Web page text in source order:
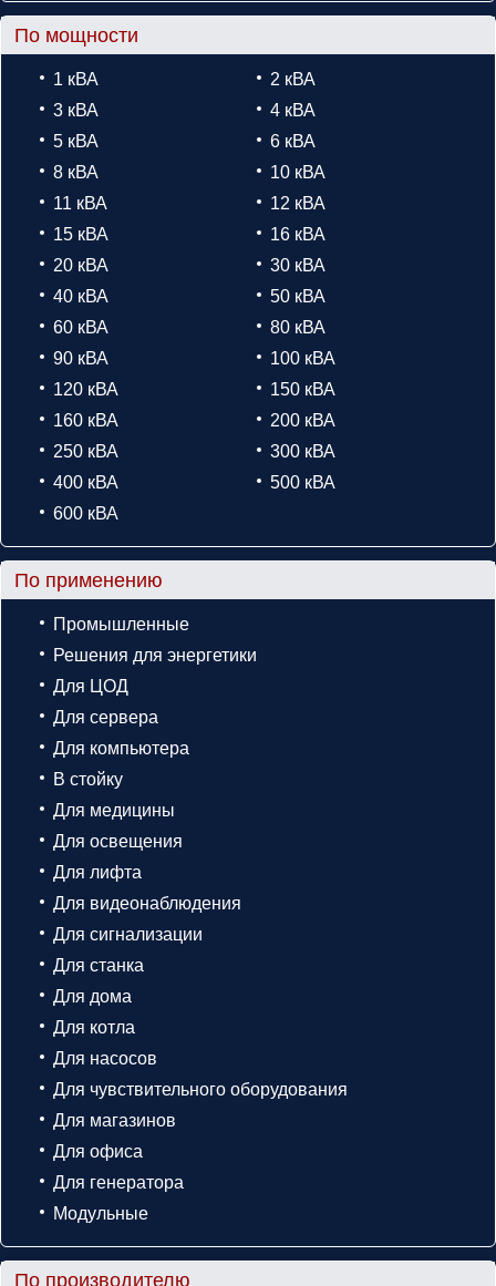
По мощности
1 кВА
2 кВА
3 кВА
4 кВА
5 кВА
6 кВА
8 кВА
10 кВА
11 кВА
12 кВА
15 кВА
16 кВА
20 кВА
30 кВА
40 кВА
50 кВА
60 кВА
80 кВА
90 кВА
100 кВА
120 кВА
150 кВА
160 кВА
200 кВА
250 кВА
300 кВА
400 кВА
500 кВА
600 кВА
По применению
Промышленные
Решения для энергетики
Для ЦОД
Для сервера
Для компьютера
В стойку
Для медицины
Для освещения
Для лифта
Для видеонаблюдения
Для сигнализации
Для станка
Для дома
Для котла
Для насосов
Для чувствительного оборудования
Для магазинов
Для офиса
Для генератора
Модульные
По производителю